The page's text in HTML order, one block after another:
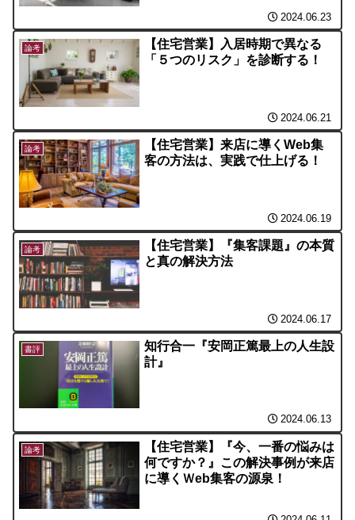
2024.06.23
論考
【住宅営業】入居時期で異なる
「５つのリスク」を診断する！
2024.06.21
論考
【住宅営業】来店に導くWeb集
客の方法は、実践で仕上げる！
2024.06.19
論考
【住宅営業】『集客課題』の本質
と真の解決方法
2024.06.17
書評
知行合一『安岡正篤最上の人生設
計』
2024.06.13
論考
【住宅営業】『今、一番の悩みは
何ですか？』この解決事例が来店
に導くＷeb集客の源泉！